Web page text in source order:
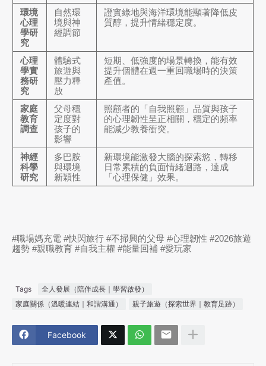
環境
心理
學研
究
自然環
境與神
經調節
證實綠地與海洋環境能顯著降低皮
質醇，提升情緒穩定度。
心理
學實
務研
究
體驗式
旅遊與
壓力釋
放
短期、低強度的場景轉換，能有效
提升個體在週一重回職場時的決策
產值。
家庭
教育
調查
父母穩
定度對
孩子的
影響
照顧者的「自我照顧」品質與孩子
的心理韌性呈正相關，穩定的頻率
能減少教養衝突。
神經
科學
研究
多巴胺
與環境
新穎性
新環境能激發大腦的探索慾，轉移
日常累積的負面情緒迴路，達成
「心理保健」效果。
#職場媽充電 #快閃旅行 #不掃興的父母 #心理韌性 #2026旅遊
趨勢 #親職教育 #自我主權 #能量回補 #愛玩家
Tags
全人發展（陪伴成長｜學習啟發）
家庭關係（溫暖連結｜和諧溝通）
親子旅遊（探索世界｜教育足跡）
Facebook